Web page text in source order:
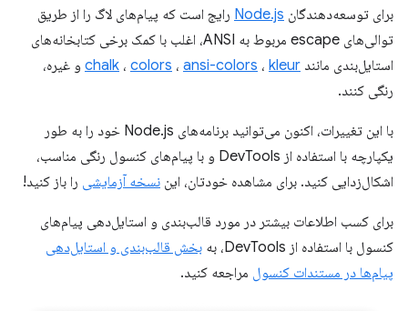
برای توسعه‌دهندگان Node.js رایج است که پیام‌های لاگ را از طریق
توالی‌های escape مربوط به ANSI، اغلب با کمک برخی کتابخانه‌های
استایل‌بندی مانند
chalk ، colors ، ansi-colors ، kleur
و غیره،
رنگی کنند.
با این تغییرات، اکنون می‌توانید برنامه‌های Node.js خود را به طور
یکپارچه با استفاده از DevTools و با پیام‌های کنسول رنگی مناسب،
اشکال‌زدایی کنید. برای مشاهده خودتان، این نسخه آزمایشی را باز کنید!
برای کسب اطلاعات بیشتر در مورد قالب‌بندی و استایل‌دهی پیام‌های
کنسول با استفاده از DevTools، به
بخش قالب‌بندی و استایل‌دهی
پیام‌ها در مستندات کنسول مراجعه کنید.